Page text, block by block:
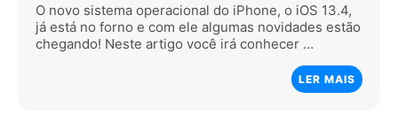
O novo sistema operacional do iPhone, o iOS 13.4,
já está no forno e com ele algumas novidades estão
chegando! Neste artigo você irá conhecer …
LER MAIS